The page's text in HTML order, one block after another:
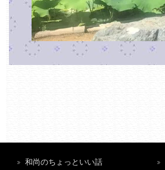
和尚のちょっといい話